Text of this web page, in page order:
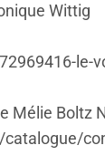
Wittig
le-
Mélie Boltz